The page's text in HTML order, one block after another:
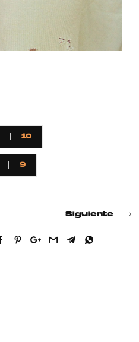
10
9
Siguiente